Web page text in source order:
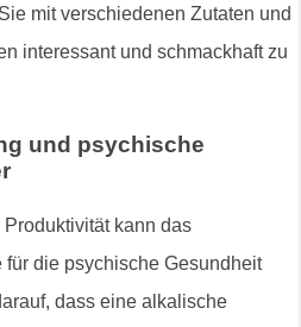
mit verschiedenen Zutaten und
interessant und schmackhaft zu
und psychische
kann das
für die psychische Gesundheit
dass eine alkalische